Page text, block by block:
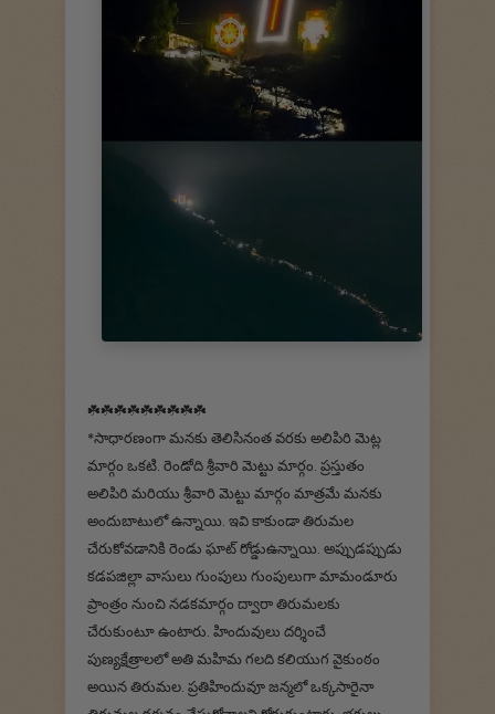
☘️☘️☘️☘️☘️☘️☘️☘️☘️
*సాధారణంగా మనకు తెలిసినంత వరకు అలిపిరి మెట్ల
మార్గం ఒకటి. రెండోది శ్రీవారి మెట్టు మార్గం. ప్రస్తుతం
అలిపిరి మరియు శ్రీవారి మెట్టు మార్గం మాత్రమే మనకు
అందుబాటులో ఉన్నాయి. ఇవి కాకుండా తిరుమల
చేరుకోవడానికి రెండు ఘాట్ రోడ్డుఉన్నాయి. అప్పుడప్పుడు
కడపజిల్లా వాసులు గుంపులు గుంపులుగా మామండూరు
ప్రాంత్రం నుంచి నడకమార్గం ద్వారా తిరుమలకు
చేరుకుంటూ ఉంటారు. హిందువులు దర్శించే
పుణ్యక్షేత్రాలలో అతి మహిమ గలది కలియుగ వైకుంఠం
అయిన తిరుమల. ప్రతిహిందువూ జన్మలో ఒక్కసారైనా